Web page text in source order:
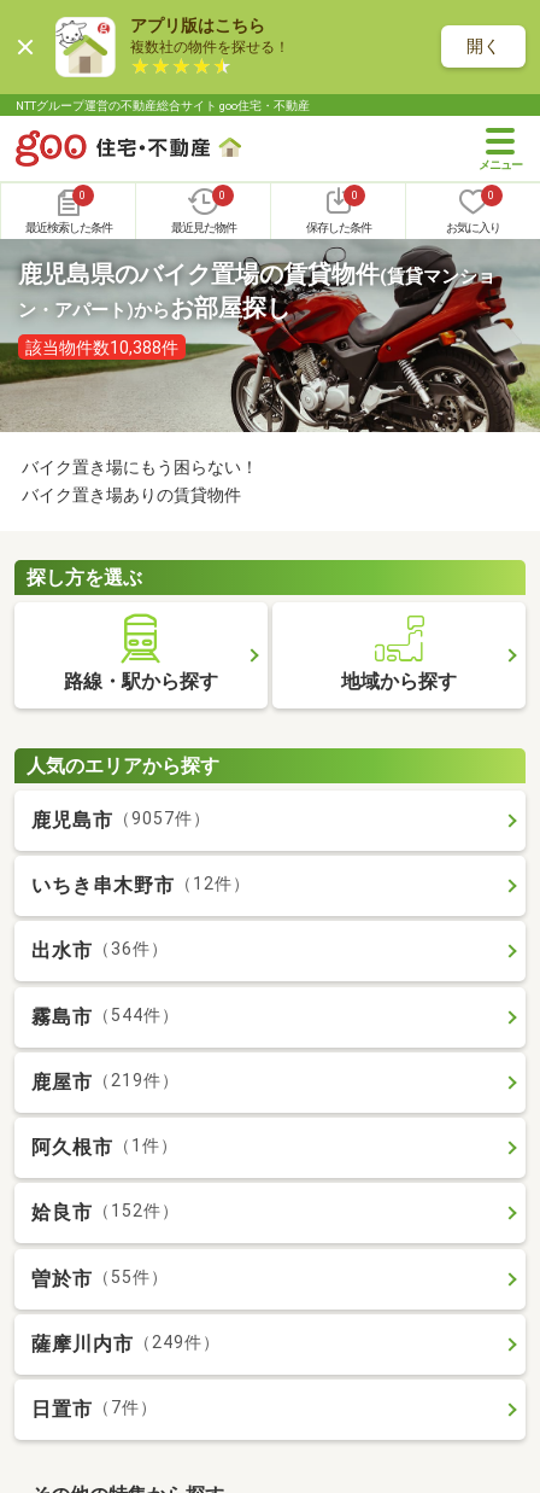
アプリ版はこちら
複数社の物件を探せる！ 開く
NTTグループ運営の不動産総合サイト goo住宅・不動産
0
最近検索した条件
0
最近見た物件
0
保存した条件
0
お気に入り
鹿児島県のバイク置場の賃貸物件(賃貸マンショ
ン・アパート)からお部屋探し
該当物件数10,388件
バイク置き場にもう困らない！
バイク置き場ありの賃貸物件
探し方を選ぶ
路線・駅から探す 地域から探す
人気のエリアから探す
鹿児島市 （9057件）
いちき串木野市 （12件）
出水市 （36件）
霧島市 （544件）
鹿屋市 （219件）
阿久根市 （1件）
姶良市 （152件）
曽於市 （55件）
薩摩川内市 （249件）
日置市 （7件）